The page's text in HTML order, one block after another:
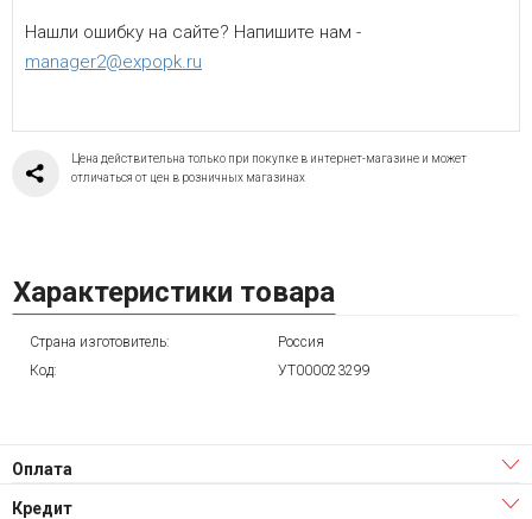
Нашли ошибку на сайте? Напишите нам -
manager2@expopk.ru
Цена действительна только при покупке в интернет-магазине и может
отличаться от цен в розничных магазинах
Характеристики товара
Страна изготовитель:
Россия
Код:
УТ000023299
Оплата
Кредит